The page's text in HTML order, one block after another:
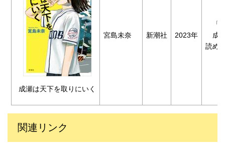
成瀬は天下を取りにいく
宮島未奈 新潮社 2023年
「
成
読め
関連リンク